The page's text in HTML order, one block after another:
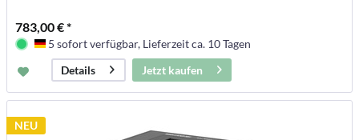
783,00 € *
Deutschland
5 sofort verfügbar, Lieferzeit ca. 10 Tagen
Details
Jetzt kaufen
NEU